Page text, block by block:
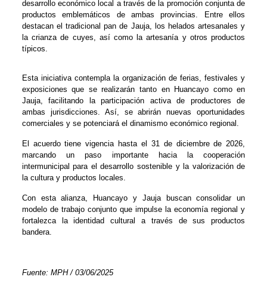
desarrollo económico local a través de la promoción conjunta de
productos emblemáticos de ambas provincias. Entre ellos
destacan el tradicional pan de Jauja, los helados artesanales y
la crianza de cuyes, así como la artesanía y otros productos
típicos.
Esta iniciativa contempla la organización de ferias, festivales y
exposiciones que se realizarán tanto en Huancayo como en
Jauja, facilitando la participación activa de productores de
ambas jurisdicciones. Así, se abrirán nuevas oportunidades
comerciales y se potenciará el dinamismo económico regional.
El acuerdo tiene vigencia hasta el 31 de diciembre de 2026,
marcando un paso importante hacia la cooperación
intermunicipal para el desarrollo sostenible y la valorización de
la cultura y productos locales.
Con esta alianza, Huancayo y Jauja buscan consolidar un
modelo de trabajo conjunto que impulse la economía regional y
fortalezca la identidad cultural a través de sus productos
bandera.
Fuente: MPH / 03/06/2025